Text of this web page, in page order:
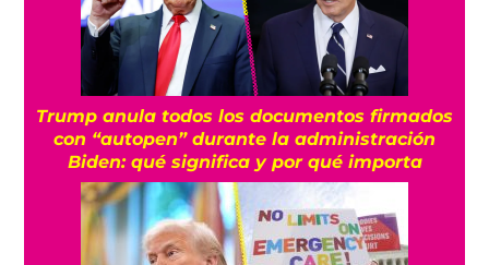
Trump anula todos los documentos firmados
con “autopen” durante la administración
Biden: qué significa y por qué importa